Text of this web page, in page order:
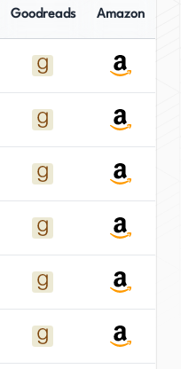
Goodreads Amazon